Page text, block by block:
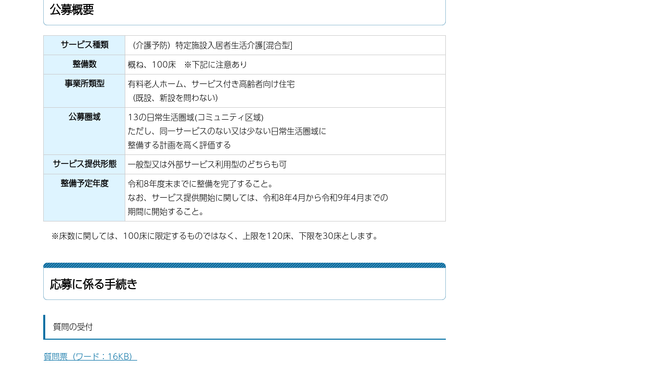
公募概要
サービス種類
（介護予防）特定施設入居者生活介護[混合型]
整備数
概ね、100床 ※下記に注意あり
事業所類型
有料老人ホーム、サービス付き高齢者向け住宅
（既設、新設を問わない）
公募圏域
13の日常生活圏域(コミュニティ区域)
ただし、同一サービスのない又は少ない日常生活圏域に
整備する計画を高く評価する
サービス提供形態
一般型又は外部サービス利用型のどちらも可
整備予定年度
令和8年度末までに整備を完了すること。
なお、サービス提供開始に関しては、令和8年4月から令和9年4月までの
期間に開始すること。
※床数に関しては、100床に限定するものではなく、上限を120床、下限を30床とします。
応募に係る手続き
質問の受付
質問票（ワード：16KB）